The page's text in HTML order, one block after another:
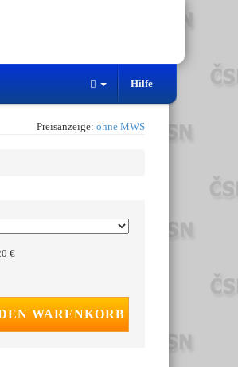
Hilfe
Preisanzeige: ohne MWS
€
WARENKORB